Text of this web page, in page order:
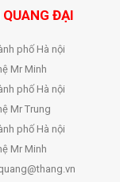
ĐẠI
phố Hà nội
Mr Minh
phố Hà nội
Mr Trung
phố Hà nội
Mr Minh